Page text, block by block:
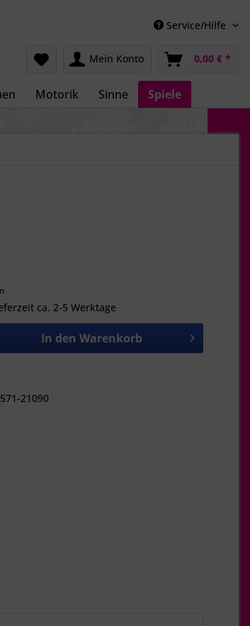
Service/Hilfe
Mein Konto 0,00 € *
Motorik Sinne Spiele
ca. 2-5 Werktage
In den Warenkorb
571-21090